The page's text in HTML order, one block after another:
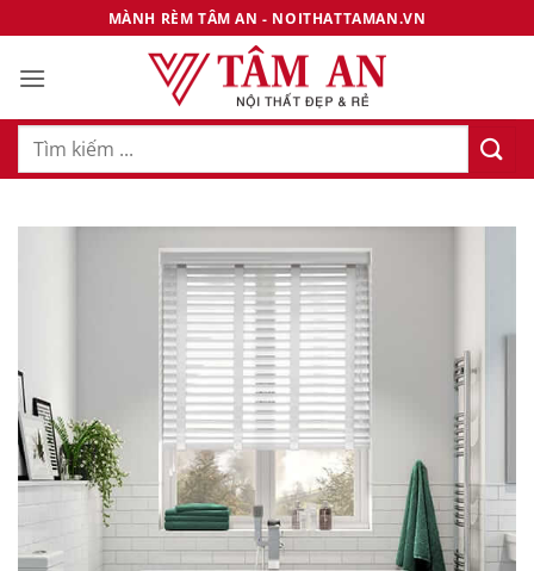
qua
nội
MÀNH RÈM TÂM AN - NOITHATTAMAN.VN
Tìm